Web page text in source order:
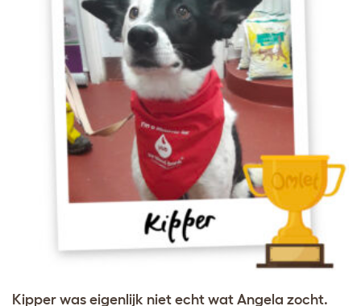
Kipper was eigenlijk niet echt wat Angela zocht.